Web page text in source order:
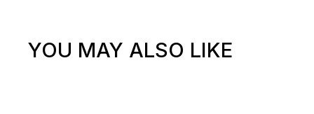
YOU MAY ALSO LIKE